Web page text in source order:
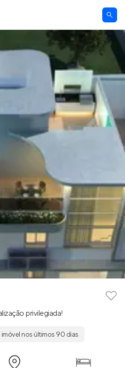
privilegiada!
nos últimos 90 dias